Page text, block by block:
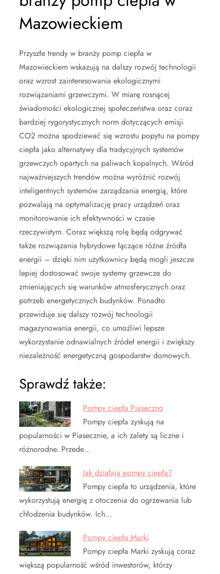
Mazowieckiem
Przyszłe trendy w branży pomp ciepła w
Mazowieckiem wskazują na dalszy rozwój technologii
oraz wzrost zainteresowania ekologicznymi
rozwiązaniami grzewczymi. W miarę rosnącej
świadomości ekologicznej społeczeństwa oraz coraz
bardziej rygorystycznych norm dotyczących emisji
CO2 można spodziewać się wzrostu popytu na pompy
ciepła jako alternatywy dla tradycyjnych systemów
grzewczych opartych na paliwach kopalnych. Wśród
najważniejszych trendów można wyróżnić rozwój
inteligentnych systemów zarządzania energią, które
pozwalają na optymalizację pracy urządzeń oraz
monitorowanie ich efektywności w czasie
rzeczywistym. Coraz większą rolę będą odgrywać
także rozwiązania hybrydowe łączące różne źródła
energii – dzięki nim użytkownicy będą mogli jeszcze
lepiej dostosować swoje systemy grzewcze do
zmieniających się warunków atmosferycznych oraz
potrzeb energetycznych budynków. Ponadto
przewiduje się dalszy rozwój technologii
magazynowania energii, co umożliwi lepsze
wykorzystanie odnawialnych źródeł energii i zwiększy
niezależność energetyczną gospodarstw domowych.
Sprawdź także:
Pompy ciepła Piaseczno
Pompy ciepła zyskują na
popularności w Piasecznie, a ich zalety są liczne i
różnorodne. Przede…
Jak działają pompy ciepła?
Pompy ciepła to urządzenia, które
wykorzystują energię z otoczenia do ogrzewania lub
chłodzenia budynków. Ich…
Pompy ciepła Marki
Pompy ciepła Marki zyskują coraz
większą popularność wśród inwestorów, którzy